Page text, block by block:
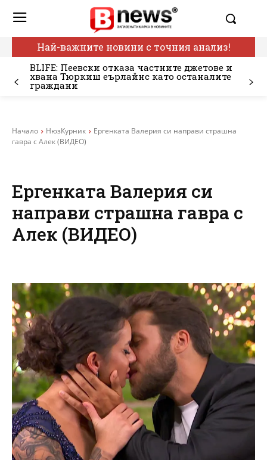
Най-важните новини с точния анализ!
BLIFE: Пеевски отказа частните джетове и
хвана Тюркиш еърлайнс като останалите
граждани
Начало НюзКурник
Ергенката Валерия си направи страшна
гавра с Алек (ВИДЕО)
Ергенката Валерия си
направи страшна гавра с
Алек (ВИДЕО)